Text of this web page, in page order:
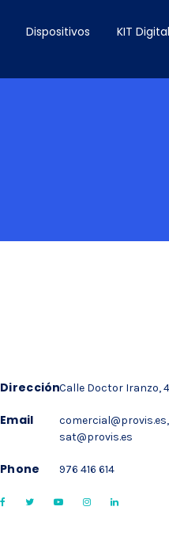
Dispositivos KIT Digital
DirecciónCalle Doctor Iranzo,
Email comercial@provis.es,
sat@provis.es
Phone 976 416 614